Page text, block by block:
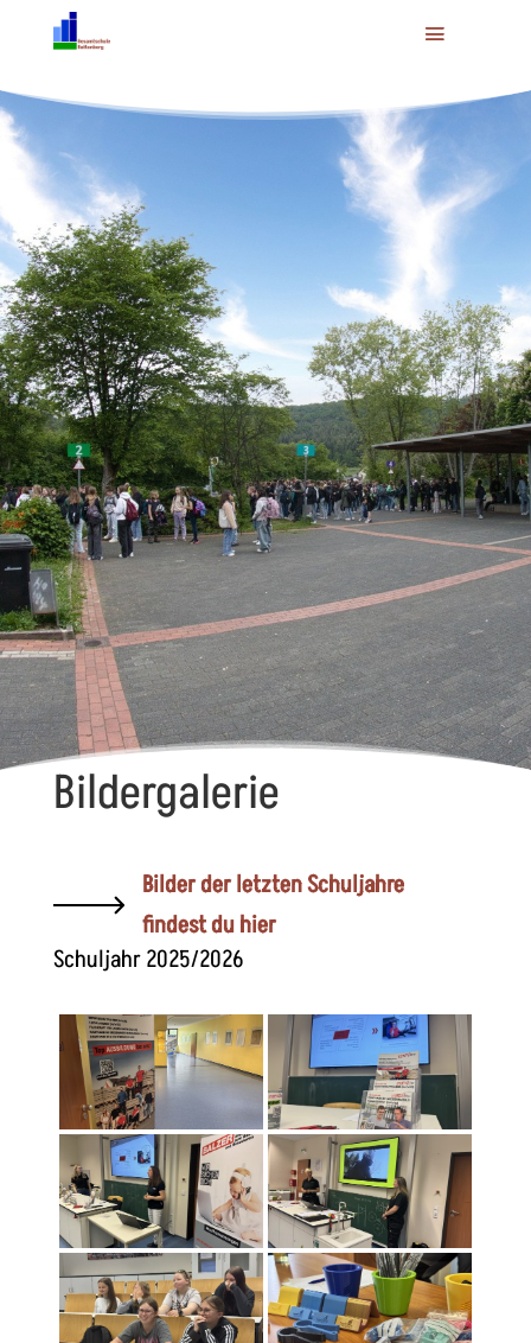
Bildergalerie
Bilder der letzten Schuljahre
findest du hier
Schuljahr 2025/2026